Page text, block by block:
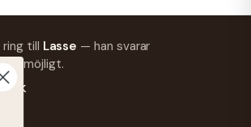
ring till Lasse — han svarar
möjligt.